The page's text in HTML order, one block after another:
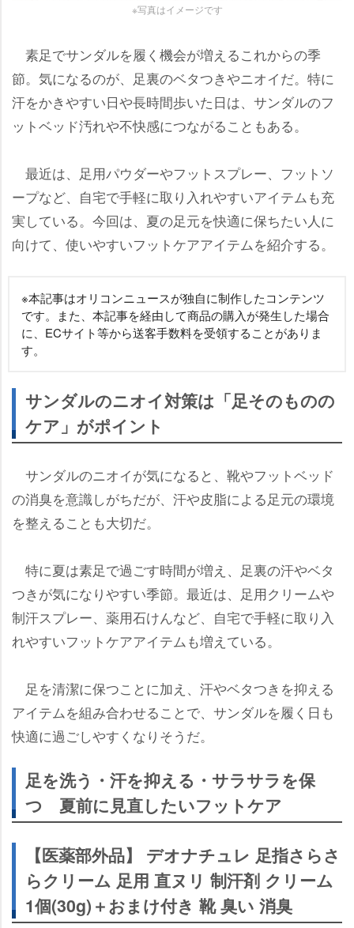
※写真はイメージです
素足でサンダルを履く機会が増えるこれからの季
節。気になるのが、足裏のベタつきやニオイだ。特に
汗をかきやすい日や長時間歩いた日は、サンダルのフ
ットベッド汚れや不快感につながることもある。
最近は、足用パウダーやフットスプレー、フットソ
ープなど、自宅で手軽に取り入れやすいアイテムも充
実している。今回は、夏の足元を快適に保ちたい人に
向けて、使いやすいフットケアアイテムを紹介する。
※本記事はオリコンニュースが独自に制作したコンテンツ
です。また、本記事を経由して商品の購入が発生した場合
に、ECサイト等から送客手数料を受領することがありま
す。
サンダルのニオイ対策は「足そのものの
ケア」がポイント
サンダルのニオイが気になると、靴やフットベッド
の消臭を意識しがちだが、汗や皮脂による足元の環境
を整えることも大切だ。
特に夏は素足で過ごす時間が増え、足裏の汗やベタ
つきが気になりやすい季節。最近は、足用クリーム
制汗スプレー、薬用石けんなど、自宅で手軽に取り入
れやすいフットケアアイテムも増えている。
足を清潔に保つことに加え、汗やベタつきを抑える
アイテムを組み合わせることで、サンダルを履く日も
快適に過ごしやすくなりそうだ。
足を洗う・汗を抑える・サラサラを保
つ 夏前に見直したいフットケア
【医薬部外品】 デオナチュレ 足指さらさ
らクリーム 足用 直ヌリ 制汗剤 クリーム
1個(30g)＋おまけ付き 靴 臭い 消臭